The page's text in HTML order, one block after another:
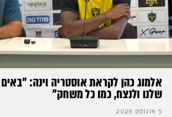
אלמוג כהן לקראת אוסטריה וינה:
שלנו ולנצח, כמו כל משחק״
5 אוגוסט 2026